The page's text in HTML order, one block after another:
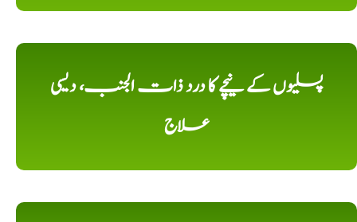
پسلیوں کے نیچے کا درد ذات الجنب، دیسی
علاج